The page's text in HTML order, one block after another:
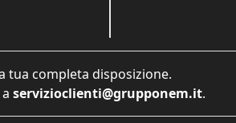
tua completa disposizione.
servizioclienti@grupponem.it.